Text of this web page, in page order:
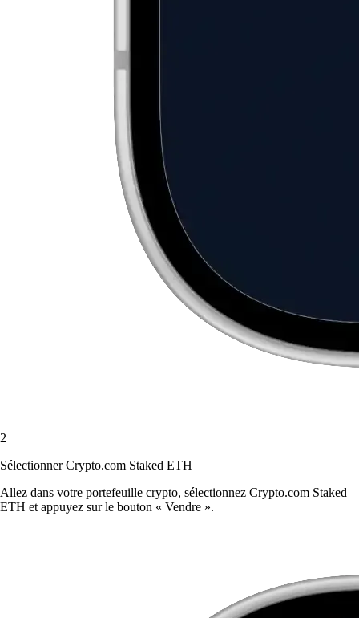
2
Sélectionner Crypto.com Staked ETH
Allez dans votre portefeuille crypto, sélectionnez Crypto.com Staked
ETH et appuyez sur le bouton « Vendre ».